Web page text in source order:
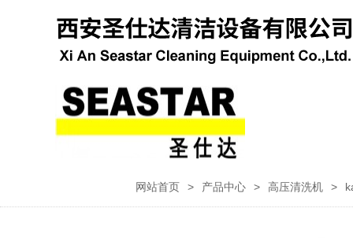
网站首页 > 产品中心 > 高压清洗机 >